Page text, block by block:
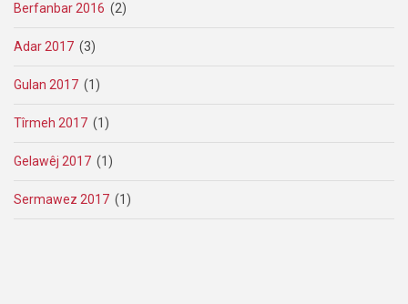
Berfanbar 2016 (2)
Adar 2017 (3)
Gulan 2017 (1)
Tîrmeh 2017 (1)
Gelawêj 2017 (1)
Sermawez 2017 (1)